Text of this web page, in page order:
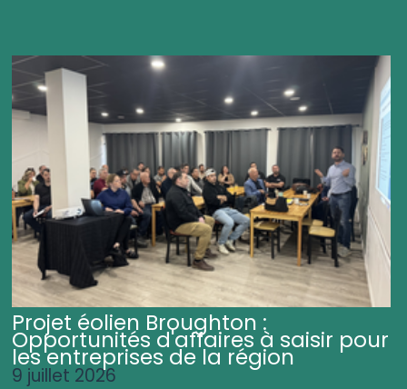
Projet éolien Broughton :
Opportunités d'affaires à saisir pour
les entreprises de la région
9 juillet 2026